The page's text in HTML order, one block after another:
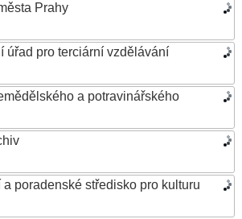
Prahy
úřad pro terciární vzdělávání
a potravinářského
poradenské středisko pro kulturu